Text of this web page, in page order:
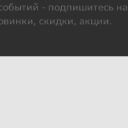
- подпишитесь на
скидки, акции.